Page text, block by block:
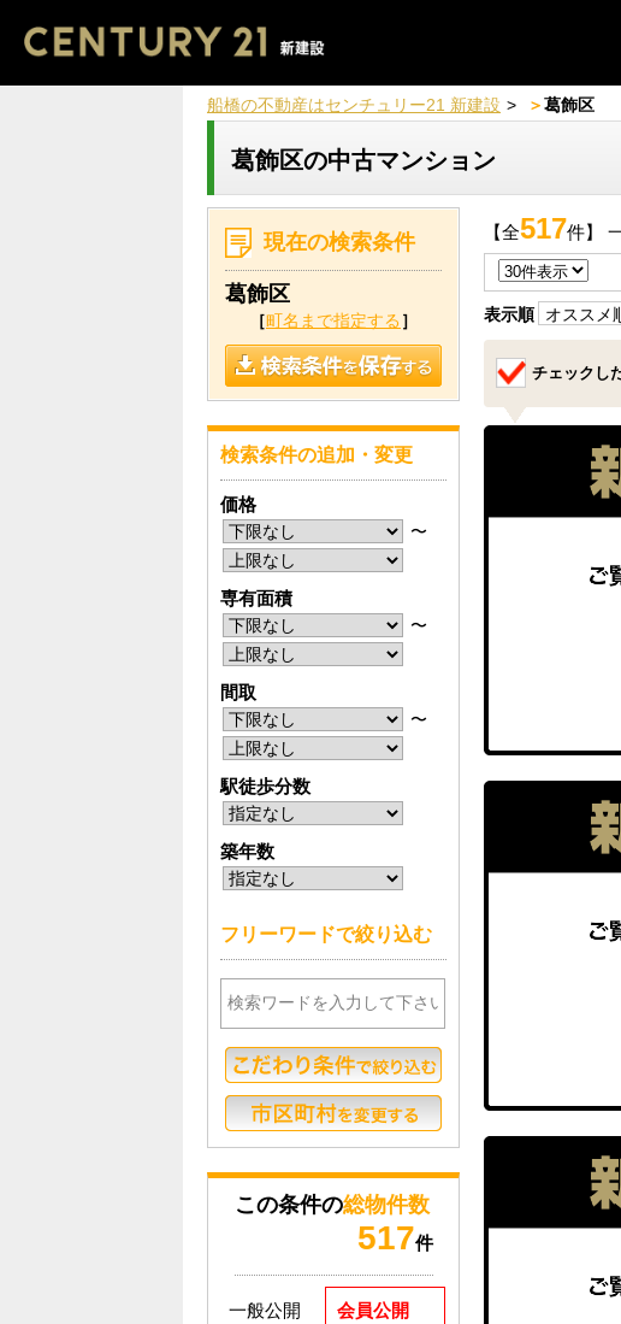
船橋の不動産はセンチュリー21 新建設 葛飾区
葛飾区の中古マンション
【全517件】
表示順 オススメ
チェックし
現在の検索条件
葛飾区
［町名まで指定する ］
検索条件の追加・変更
価格
〜
専有面積
〜
間取
〜
駅徒歩分数
築年数
フリーワードで絞り込む
この条件の総物件数
517件
会員公開
一般公開